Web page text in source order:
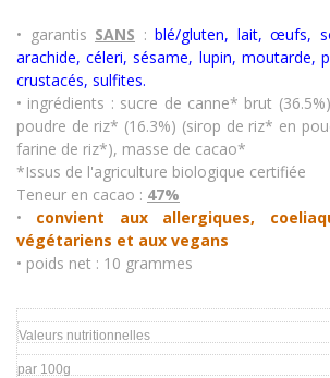
• garantis SANS : blé/gluten, lait, œufs,
arachide, céleri, sésame, lupin, moutarde,
crustacés, sulfites.
• ingrédients : sucre de canne* brut
poudre de riz* (16.3%) (sirop de riz* en
farine de riz*), masse de cacao*
*Issus de l'agriculture biologique certifiée
Teneur en cacao : 47%
•
convient aux allergiques,
végétariens et aux vegans
• poids net : 10 grammes
Valeurs nutritionnelles
par 100g